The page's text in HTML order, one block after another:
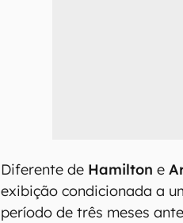
Diferente de Hamiltone
exibição condicionada a
período de três meses